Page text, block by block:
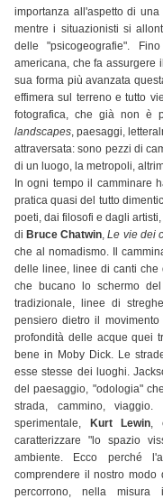
importanza all'aspetto di
mentre i situazionisti si
delle "psicogeografie".
americana, che fa assurgere
sua forma più avanzata
effimera sul terreno e tutto
fotografica, che già non è
landscapes, paesaggi,
attraversata: sono pezzi di
di un luogo, la metropoli,
In ogni tempo il camminare
pratica quasi del tutto
poeti, dai filosofi e dagli
di Bruce Chatwin,Le vie dei
che al nomadismo. Il
delle linee, linee di canti che
che bucano lo schermo
tradizionale, linee di
pensiero dietro il
profondità delle acque quei
bene in Moby Dick. Le
esse stesse dei luoghi.
del paesaggio, "odologia"
strada, cammino,
sperimentale,
Kurt Lewin,
caratterizzare "lo spazio
ambiente. Ecco perché
comprendere il nostro
percorrono, nella